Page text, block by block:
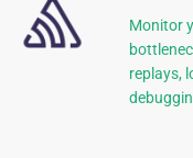
Monitor
replays,